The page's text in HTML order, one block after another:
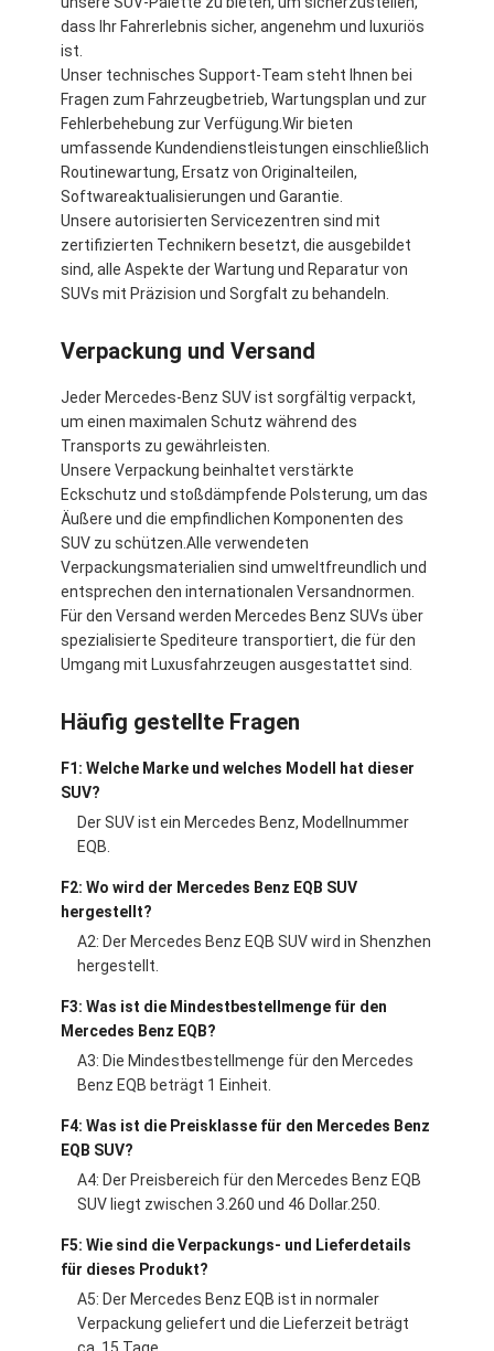
dass Ihr Fahrerlebnis sicher, angenehm und luxuriös
ist.
Unser technisches Support-Team steht Ihnen bei
Fragen zum Fahrzeugbetrieb, Wartungsplan und zur
Fehlerbehebung zur Verfügung.Wir bieten
umfassende Kundendienstleistungen einschließlich
Routinewartung, Ersatz von Originalteilen,
Softwareaktualisierungen und Garantie.
Unsere autorisierten Servicezentren sind mit
zertifizierten Technikern besetzt, die ausgebildet
sind, alle Aspekte der Wartung und Reparatur von
SUVs mit Präzision und Sorgfalt zu behandeln.
Verpackung und Versand
Jeder Mercedes-Benz SUV ist sorgfältig verpackt,
um einen maximalen Schutz während des
Transports zu gewährleisten.
Unsere Verpackung beinhaltet verstärkte
Eckschutz und stoßdämpfende Polsterung, um das
Äußere und die empfindlichen Komponenten des
SUV zu schützen.Alle verwendeten
Verpackungsmaterialien sind umweltfreundlich und
entsprechen den internationalen Versandnormen.
Für den Versand werden Mercedes Benz SUVs über
spezialisierte Spediteure transportiert, die für den
Umgang mit Luxusfahrzeugen ausgestattet sind.
Häufig gestellte Fragen
F1: Welche Marke und welches Modell hat dieser
SUV?
Der SUV ist ein Mercedes Benz, Modellnummer
EQB.
F2: Wo wird der Mercedes Benz EQB SUV
hergestellt?
A2: Der Mercedes Benz EQB SUV wird in Shenzhen
hergestellt.
F3: Was ist die Mindestbestellmenge für den
Mercedes Benz EQB?
A3: Die Mindestbestellmenge für den Mercedes
Benz EQB beträgt 1 Einheit.
F4: Was ist die Preisklasse für den Mercedes Benz
EQB SUV?
A4: Der Preisbereich für den Mercedes Benz EQB
SUV liegt zwischen 3.260 und 46 Dollar.250.
F5: Wie sind die Verpackungs- und Lieferdetails
für dieses Produkt?
A5: Der Mercedes Benz EQB ist in normaler
Verpackung geliefert und die Lieferzeit beträgt